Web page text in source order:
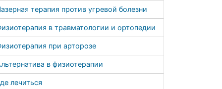
терапия против угревой болезни
в травматологии и ортопедии
при арторозе
в физиотерапии
лечиться